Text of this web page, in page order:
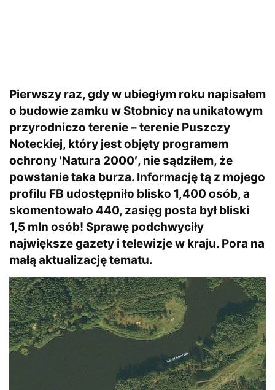
Pierwszy raz, gdy w ubiegłym roku napisałem
o budowie zamku w Stobnicy na unikatowym
przyrodniczo terenie – terenie Puszczy
Noteckiej, który jest objęty programem
ochrony 'Natura 2000′, nie sądziłem, że
powstanie taka burza. Informację tą z mojego
profilu FB udostępniło blisko 1,400 osób, a
skomentowało 440, zasięg posta był bliski
1,5 mln osób! Sprawę podchwyciły
największe gazety i telewizje w kraju. Pora na
małą aktualizację tematu.